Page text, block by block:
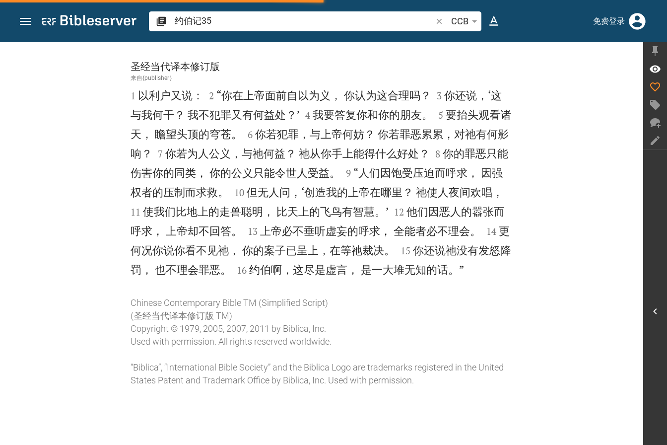
跳转到内容
搜索圣经经文或单词
CCB 免费登录
约伯记 35
圣经当代译本修订版
来自{publisher｝

1 以利户又说： 

2 “你在上帝面前自以为义， 你认为这合理吗？ 

3 你还说，‘这
与我何干？ 我不犯罪又有何益处？’
4 我要答复你和你的朋友。 

5 要抬头观看诸
天， 瞻望头顶的穹苍。


6 你若犯罪，与上帝何妨？ 你若罪恶累累，对祂有何影
响？


7 你若为人公义，与祂何益？ 祂从你手上能得什么好处？ 

8 你的罪恶只能
伤害你的同类， 你的公义只能令世人受益。


9 “人们因饱受压迫而呼求， 因强
权者的压制而求救。


10 但无人问，‘创造我的上帝在哪里？ 祂使人夜间欢唱，
11 使我们比地上的走兽聪明， 比天上的飞鸟有智慧。’
12 他们因恶人的嚣张而
呼求， 上帝却不回答。


13 上帝必不垂听虚妄的呼求， 全能者必不理会。 

14 更
何况你说你看不见祂， 你的案子已呈上，在等祂裁决。


15 你还说祂没有发怒降
罚， 也不理会罪恶。


16 约伯啊，这尽是虚言， 是一大堆无知的话。”
Chinese Contemporary Bible TM (Simplified Script)
(圣经当代译本修订版 TM)
Copyright © 1979, 2005, 2007, 2011 by Biblica, Inc.
Used with permission. All rights reserved worldwide.
“Biblica”, “International Bible Society” and the Biblica Logo are trademarks registered in the United
States Patent and Trademark Office by Biblica, Inc. Used with permission.